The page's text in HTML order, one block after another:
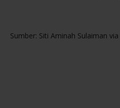
Sumber: Siti Aminah Sulaiman